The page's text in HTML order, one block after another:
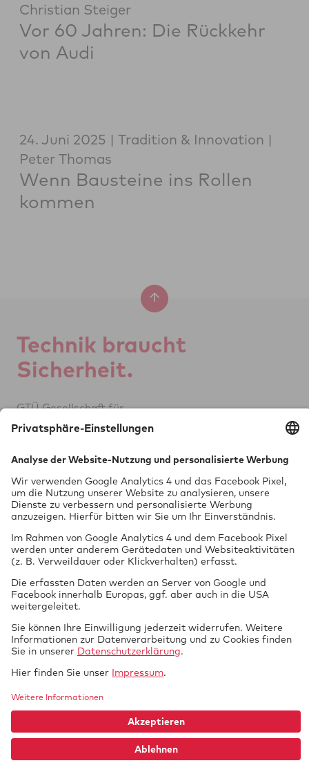
Christian Steiger
Vor 60 Jahren: Die Rückkehr
von Audi
24. Juni 2025
Tradition & Innovation
Peter Thomas
Wenn Bausteine ins Rollen
kommen
Tech­nik braucht
Si­cher­heit.
GTÜ Ge­sell­schaft für
Tech­ni­sche Über­wa­chung mbH
70567 Stuttgart
FON 0711 97676-0
MAIL info@gtue.de
WEB www.gtue.de
Datenschutz
Impressum